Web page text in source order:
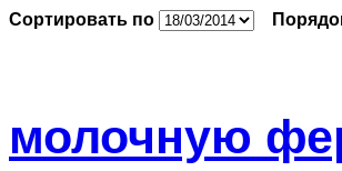
Сортировать по
молочную